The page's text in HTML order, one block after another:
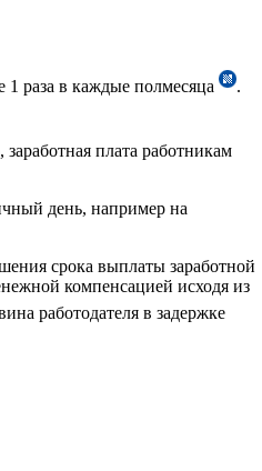
1 раза в каждые полмесяца
.
заработная плата работникам
день, например на
срока выплаты заработной
компенсацией исходя из
работодателя в задержке